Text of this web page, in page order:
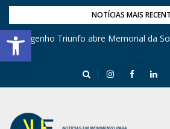
Barra de Ferramentas Aberta
NOTÍCIAS MAIS
Engenho Triunfo abre Memorial da